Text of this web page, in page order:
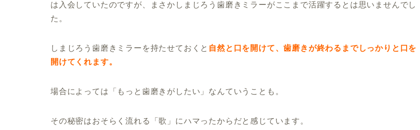
は入会していたのですが、まさかしまじろう歯磨きミラーがここまで活躍するとは思いませんでし
た。
しまじろう歯磨きミラーを持たせておくと 自然と口を開けて、歯磨きが終わるまでしっかりと口を
開けてくれます。
場合によっては「もっと歯磨きがしたい」なんていうことも。
その秘密はおそらく流れる「歌」にハマったからだと感じています。